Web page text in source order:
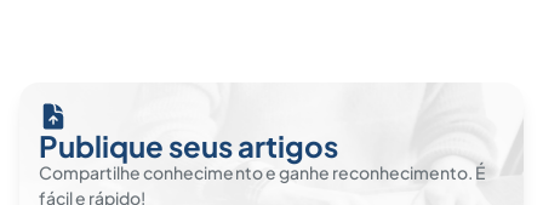
Publique seus artigos
Compartilhe conhecimento e ganhe reconhecimento. É
fácil e rápido!